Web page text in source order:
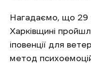
Нагадаємо, що 29
Харківщині
іповенції для
метод